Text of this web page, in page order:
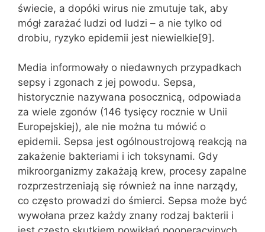
świecie, a dopóki wirus nie zmutuje tak, aby
mógł zarażać ludzi od ludzi – a nie tylko od
drobiu, ryzyko epidemii jest niewielkie[9].
Media informowały o niedawnych przypadkach
sepsy i zgonach z jej powodu. Sepsa,
historycznie nazywana posocznicą, odpowiada
za wiele zgonów (146 tysięcy rocznie w Unii
Europejskiej), ale nie można tu mówić o
epidemii. Sepsa jest ogólnoustrojową reakcją na
zakażenie bakteriami i ich toksynami. Gdy
mikroorganizmy zakażają krew, procesy zapalne
rozprzestrzeniają się również na inne narządy,
co często prowadzi do śmierci. Sepsa może być
wywołana przez każdy znany rodzaj bakterii i